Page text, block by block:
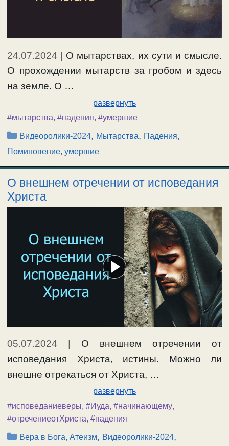
24.07.2024
О мытарствах, их сути и смысле.
О прохождении мытарств за гробом и здесь
на земле. О …
развернуть
#мытарства, #падения, #умершие
Рубрики
Видеоролики-2024, Мытарства, Падения,
Поминовение, умершие
О внешнем отречении от исповедания
Христа
05.07.2024
О внешнем отречении от
исповедания Христа, истины. Можно ли
внешне отрекаться от Христа, …
развернуть
#исповеданиеверы, #Иуда, #начинающему,
#отречениеотХриста, #падения
Рубрики
Вера в Бога, Атеизм, Видеоролики-2024,